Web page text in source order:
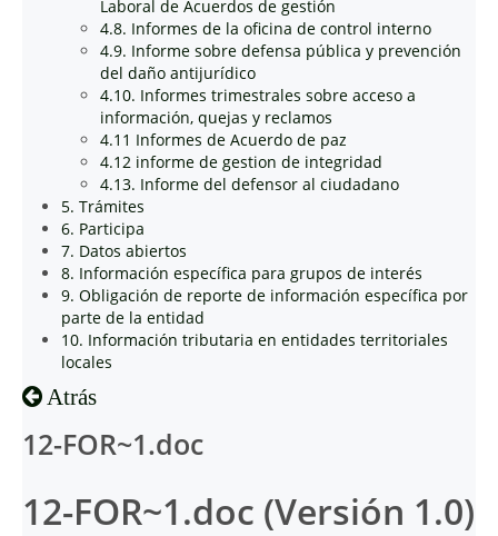
Laboral de Acuerdos de gestión
4.8. Informes de la oficina de control interno
4.9. Informe sobre defensa pública y prevención
del daño antijurídico
4.10. Informes trimestrales sobre acceso a
información, quejas y reclamos
4.11 Informes de Acuerdo de paz
4.12 informe de gestion de integridad
4.13. Informe del defensor al ciudadano
5. Trámites
6. Participa
7. Datos abiertos
8. Información específica para grupos de interés
9. Obligación de reporte de información específica por
parte de la entidad
10. Información tributaria en entidades territoriales
locales
Atrás
12-FOR~1.doc
12-FOR~1.doc (Versión 1.0)